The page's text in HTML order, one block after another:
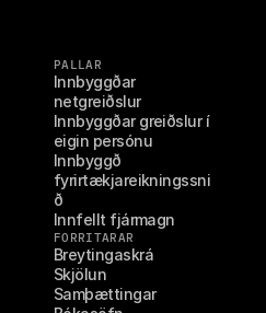
PALLAR
Innbyggðar
netgreiðslur
Innbyggðar greiðslur í
eigin persónu
Innbyggð
fyrirtækjareikningssni
ð
Innfellt fjármagn
FORRITARAR
Breytingaskrá
Skjölun
Samþættingar